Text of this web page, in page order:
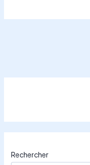
Rechercher